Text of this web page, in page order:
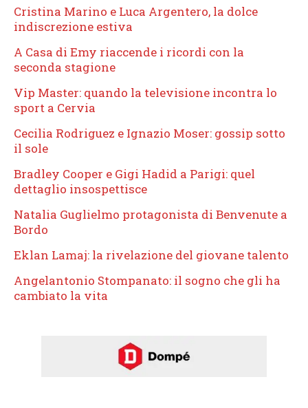
Cristina Marino e Luca Argentero, la dolce
indiscrezione estiva
A Casa di Emy riaccende i ricordi con la
seconda stagione
Vip Master: quando la televisione incontra lo
sport a Cervia
Cecilia Rodriguez e Ignazio Moser: gossip sotto
il sole
Bradley Cooper e Gigi Hadid a Parigi: quel
dettaglio insospettisce
Natalia Guglielmo protagonista di Benvenute a
Bordo
Eklan Lamaj: la rivelazione del giovane talento
Angelantonio Stompanato: il sogno che gli ha
cambiato la vita